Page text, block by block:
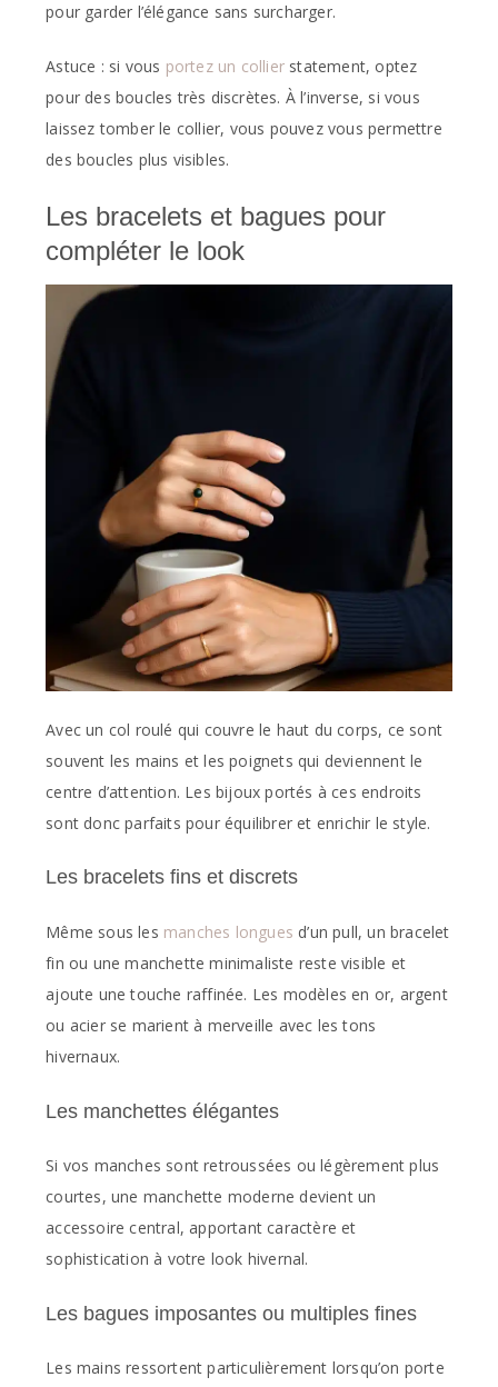
pour garder l’élégance sans surcharger.
Astuce : si vous portez un collierstatement, optez
pour des boucles très discrètes. À l’inverse, si vous
laissez tomber le collier, vous pouvez vous permettre
des boucles plus visibles.
Les bracelets et bagues pour
compléter le look
Avec un col roulé qui couvre le haut du corps, ce sont
souvent les mains et les poignets qui deviennent le
centre d’attention. Les bijoux portés à ces endroits
sont donc parfaits pour équilibrer et enrichir le style.
Les bracelets fins et discrets
Même sous les manches longues d’un pull, un bracelet
fin ou une manchette minimaliste reste visible et
ajoute une touche raffinée. Les modèles en or, argent
ou acier se marient à merveille avec les tons
hivernaux.
Les manchettes élégantes
Si vos manches sont retroussées ou légèrement plus
courtes, une manchette moderne devient un
accessoire central, apportant caractère et
sophistication à votre look hivernal.
Les bagues imposantes ou multiples fines
Les mains ressortent particulièrement lorsqu’on porte